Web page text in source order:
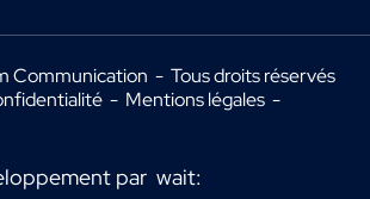
Communication - Tous droits réservés
- Mentions légales -
par wait: